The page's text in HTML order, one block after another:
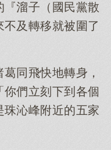
『溜子（國民黨散
及轉移就被圍了
葛同飛快地轉身，
們立刻下到各個
沁峰附近的五家